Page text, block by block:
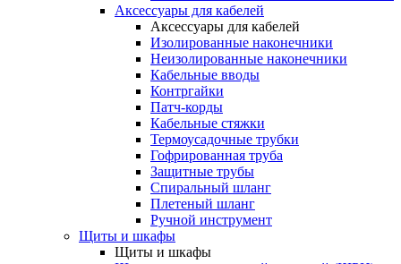
Аксессуары для кабелей
Аксессуары для кабелей
Изолированные наконечники
Неизолированные наконечники
Кабельные вводы
Контргайки
Патч-корды
Кабельные стяжки
Термоусадочные трубки
Гофрированная труба
Защитные трубы
Спиральный шланг
Плетеный шланг
Ручной инструмент
Щиты и шкафы
Щиты и шкафы